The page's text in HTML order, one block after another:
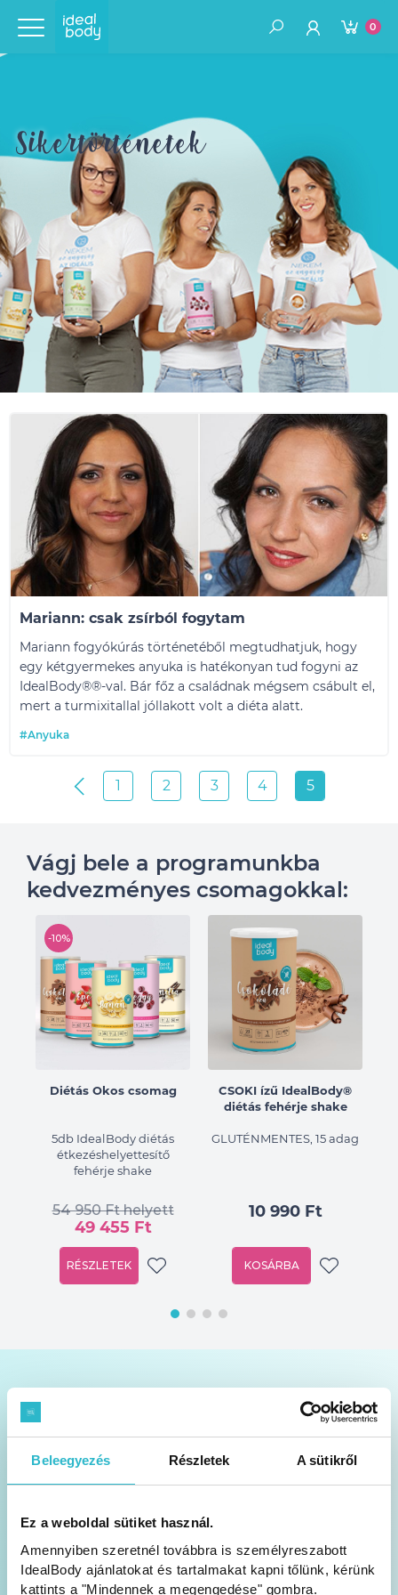
Beleegyezés Részletek A sütikről
Ez a weboldal sütiket használ.
Amennyiben szeretnél továbbra is személyreszabott
IdealBody ajánlatokat és tartalmakat kapni tőlünk, kérünk
kattints a "Mindennek a megengedése" gombra.
0
Sikertörténetek
Mariann: csak zsírból fogytam
Mariann fogyókúrás történetéből megtudhatjuk, hogy
egy kétgyermekes anyuka is hatékonyan tud fogyni az
IdealBody®®-val. Bár főz a családnak mégsem csábult el,
mert a turmixitallal jóllakott volt a diéta alatt.
#Anyuka
1 2 3 4 5
Vágj bele a programunkba
kedvezményes csomagokkal:
-10%
Diétás Okos csomag
5db IdealBody diétás
étkezéshelyettesítő
fehérje shake
54 950 Ft helyett
49 455 Ft
RÉSZLETEK
CSOKI ízű IdealBody®
diétás fehérje shake
GLUTÉNMENTES, 15 adag
10 990 Ft
KOSÁRBA
Akciók és tippek a postafiókodban
Heti 1 alkalommal küldjük a hírlevelet
benne
Legfrissebb akcióinkról is értesítünk